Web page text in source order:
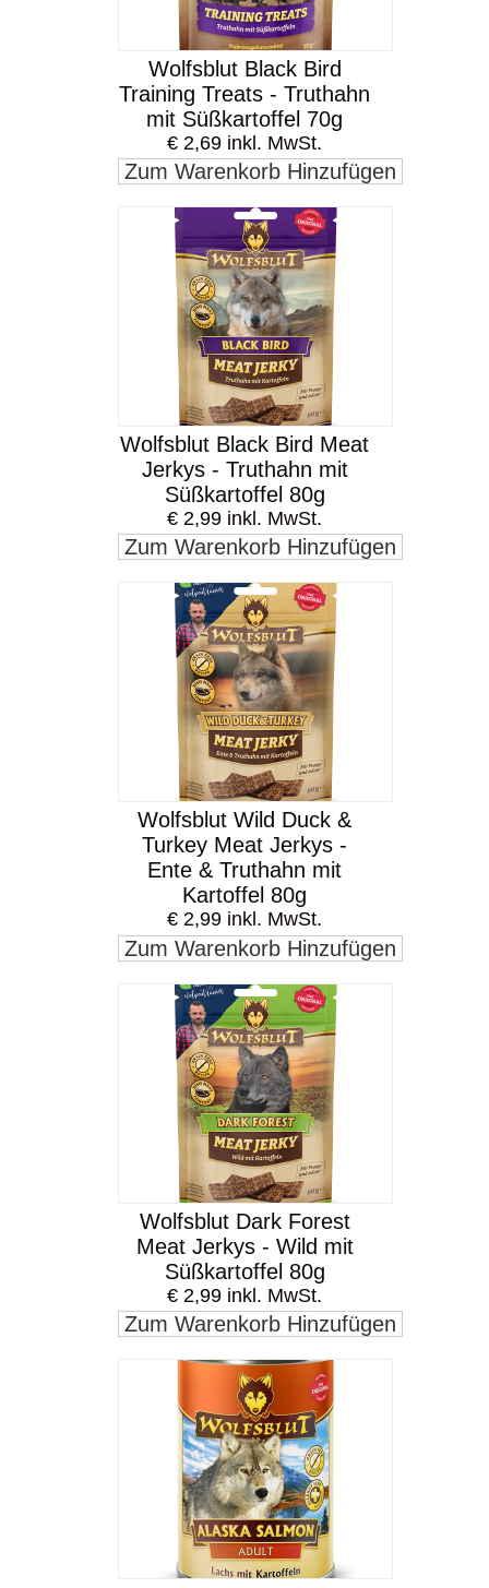
Wolfsblut Black Bird
Training Treats - Truthahn
mit Süßkartoffel 70g
€ 2,69 inkl. MwSt.
Zum Warenkorb Hinzufügen
Wolfsblut Black Bird Meat
Jerkys - Truthahn mit
Süßkartoffel 80g
€ 2,99 inkl. MwSt.
Zum Warenkorb Hinzufügen
Wolfsblut Wild Duck &
Turkey Meat Jerkys -
Ente & Truthahn mit
Kartoffel 80g
€ 2,99 inkl. MwSt.
Zum Warenkorb Hinzufügen
Wolfsblut Dark Forest
Meat Jerkys - Wild mit
Süßkartoffel 80g
€ 2,99 inkl. MwSt.
Zum Warenkorb Hinzufügen